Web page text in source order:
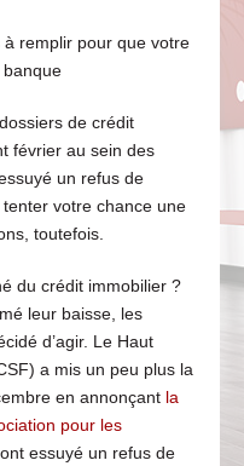
remplir pour que votre
de crédit
février au sein des
un refus de
votre chance une
toutefois.
du crédit immobilier ?
leur baisse, les
d’agir. Le Haut
a mis un peu plus la
en annonçant la
pour les
essuyé un refus de